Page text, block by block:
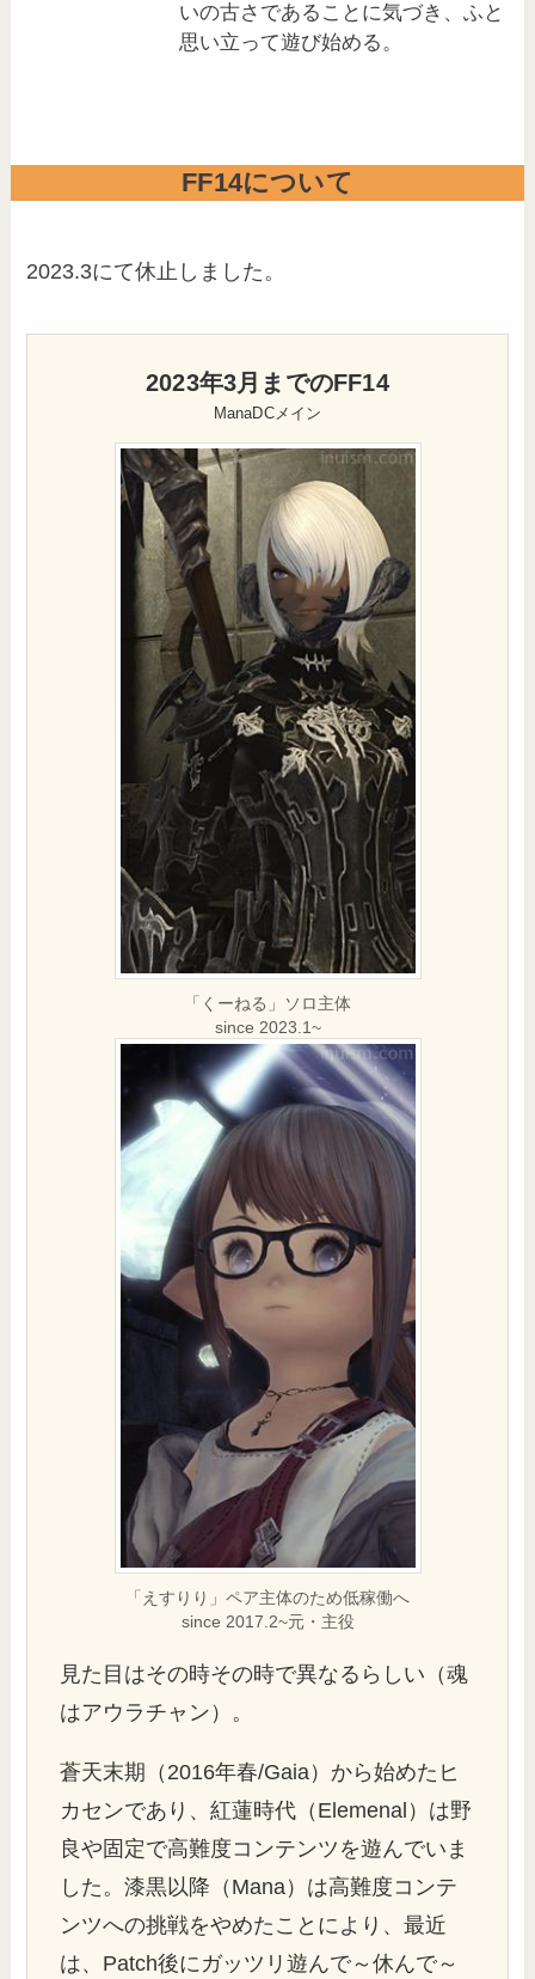
いの古さであることに気づき、ふと
思い立って遊び始める。
FF14について
2023.3にて休止しました。
2023年3月までのFF14
ManaDCメイン
「くーねる」ソロ主体
since 2023.1~
「えすりり」ペア主体のため低稼働へ
since 2017.2~元・主役
見た目はその時その時で異なるらしい（魂
はアウラチャン）。
蒼天末期（2016年春/Gaia）から始めたヒ
カセンであり、紅蓮時代（Elemenal）は野
良や固定で高難度コンテンツを遊んでいま
した。漆黒以降（Mana）は高難度コンテ
ンツへの挑戦をやめたことにより、最近
は、Patch後にガッツリ遊んで～休んで～